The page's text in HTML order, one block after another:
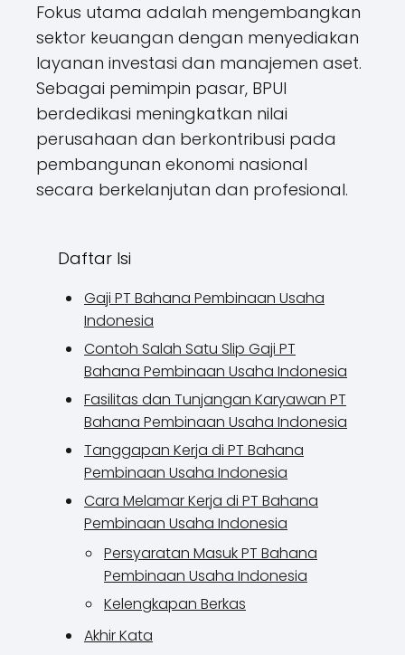
Fokus utama adalah mengembangkan
sektor keuangan dengan menyediakan
layanan investasi dan manajemen aset.
Sebagai pemimpin pasar, BPUI
berdedikasi meningkatkan nilai
perusahaan dan berkontribusi pada
pembangunan ekonomi nasional
secara berkelanjutan dan profesional.
Daftar Isi
Gaji PT Bahana Pembinaan Usaha
Indonesia
Contoh Salah Satu Slip Gaji PT
Bahana Pembinaan Usaha Indonesia
Fasilitas dan Tunjangan Karyawan PT
Bahana Pembinaan Usaha Indonesia
Tanggapan Kerja di PT Bahana
Pembinaan Usaha Indonesia
Cara Melamar Kerja di PT Bahana
Pembinaan Usaha Indonesia
Persyaratan Masuk PT Bahana
Pembinaan Usaha Indonesia
Kelengkapan Berkas
Akhir Kata